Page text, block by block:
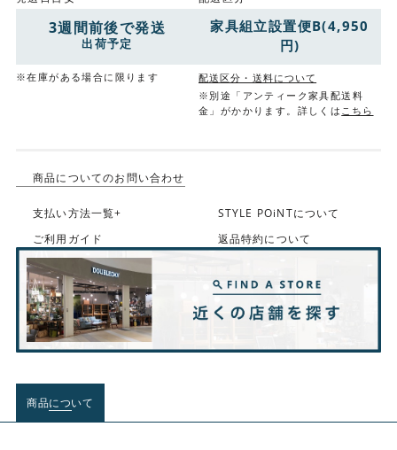
3週間前後で発送
出荷予定
※在庫がある場合に限ります
家具組立設置便B(4,950
円)
配送区分・送料について
※別途「アンティーク家具配送料
金」がかかります。詳しくは こちら
商品についてのお問い合わせ
支払い方法一覧+
STYLE POiNTについて
ご利用ガイド
返品特約について
商品について